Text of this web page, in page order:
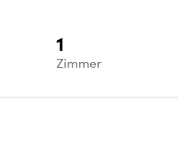
1
Zimmer